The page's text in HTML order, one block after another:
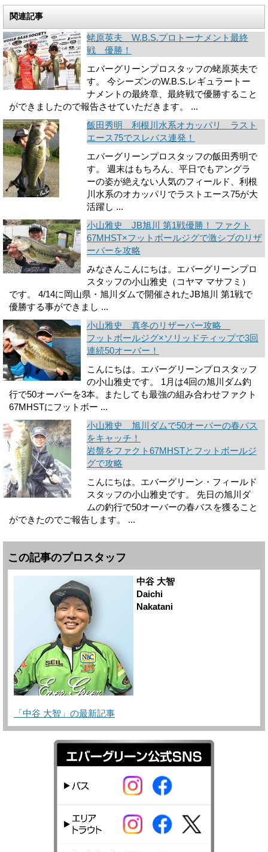
関連記事
蛯原英夫 W.B.S.プロトーナメント最終
戦 優勝！
エバーグリーンプロスタッフの蛯原英夫で
す。 今シーズンのW.B.S.レギュラートー
ナメントの最終章、最終戦で優勝すること
ができましたので報告させていただきます。 ...
飯田秀明 利根川水系オカッパリ ラスト
エース75でスレバス連発！
エバーグリーンプロスタッフの飯田秀明で
す。 週末はもちろん、平日でもアングラ
ーの姿が絶えない人気のフィールド、利根
川水系のオカッパリでラストエース75が大
活躍し ...
小山雅史 JB旭川 第1戦優勝！ ファクト
67MHST×フットボールジグで激シブのリザ
ーバーを攻略
みなさんこんにちは。エバーグリーンプロ
スタッフの小山雅史（コヤマ マサフミ）
です。 4/14に岡山県・旭川ダムで開催されたJB旭川 第1戦で
優勝する事ができまし ...
小山雅史 真冬のリザーバー攻略
フットボールジグ×ソリッドティップで3回
連続50オーバー！
こんにちは。エバーグリーンプロスタッフ
の小山雅史です。 1月は4回の旭川ダム釣
行で50オーバーを3本。またしても最強の組み合わせファクト
67MHSTにフットボー ...
小山雅史 旭川ダムで50オーバーの春バス
をキャッチ！
岩盤をファクト67MHSTとフットボールジ
グで攻略
こんにちは。エバーグリーン・フィールド
スタッフの小山雅史です。 先日の旭川ダ
ムの釣行で50オーバーの春バスを獲ること
ができたのでご報告します。 ...
この記事のプロスタッフ
中谷 大智
Daichi
Nakatani
「中谷 大智」の最新記事